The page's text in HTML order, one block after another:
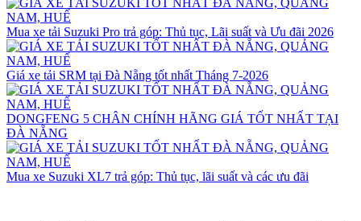
Mua xe tải Suzuki Pro trả góp: Thủ tục, Lãi suất và Ưu đãi 2026
Giá xe tải SRM tại Đà Nẵng tốt nhất Tháng 7-2026
DONGFENG 5 CHÂN CHÍNH HÃNG GIÁ TỐT NHẤT TẠI
ĐÀ NẴNG
Mua xe Suzuki XL7 trả góp: Thủ tục, lãi suất và các ưu đãi